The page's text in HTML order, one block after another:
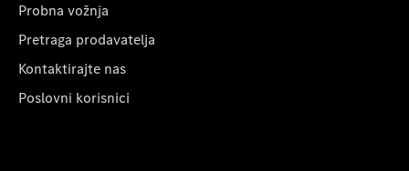
Probna vožnja
Pretraga prodavatelja
Kontaktirajte nas
Poslovni korisnici